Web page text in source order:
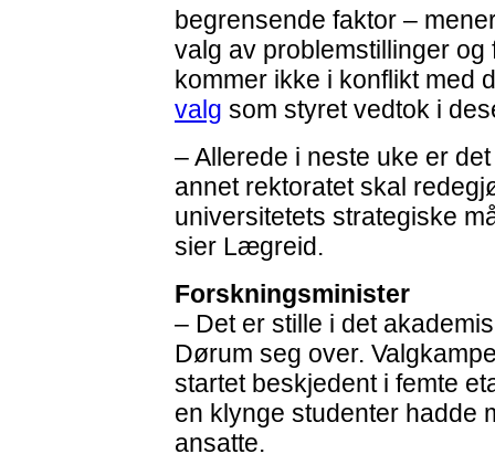
begrensende faktor –
valg av problemstillinger
kommer ikke i konflikt med
valg som styret vedtok i
– Allerede i neste uke er
annet rektoratet skal
universitetets strategiske
sier Lægreid.
Forskningsminister
– Det er stille i det
Dørum seg over.
startet beskjedent i femte
en klynge studenter hadde
ansatte.